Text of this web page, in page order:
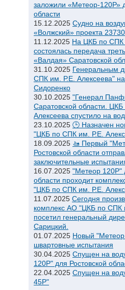
заложили «Метеор-120Р»
области
15.12.2025 Судно на
«Волжский» проекта
11.12.2025 На ЦКБ по СПК
состоялась передача
«Валдая» Саратовской
31.10.2025 Генеральным
СПК им. Р.Е. Алексеева"
Сидоренко
30.10.2025 "Генерал
Саратовской области.
Алексеева спустило на
23.10.2025 🕒 Назначен
"ЦКБ по СПК им. Р.Е.
18.09.2025 🚤 Первый
Ростовской области
заключительные
16.07.2025 "Метеор 120Р"
области проходит
"ЦКБ по СПК им. Р.Е.
11.07.2025 Сегодня
комплекс АО "ЦКБ по СПК
посетил генеральный
Сарицкий.
01.07.2025 Новый
швартовные испытания
30.04.2025 Спущен на
120Р" для Ростовской
22.04.2025 Спущен на
45Р"